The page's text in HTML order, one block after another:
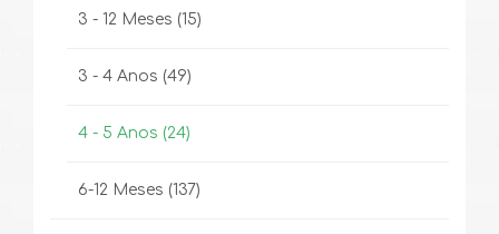
3 - 12 Meses (15)
3 - 4 Anos (49)
4 - 5 Anos (24)
6-12 Meses (137)